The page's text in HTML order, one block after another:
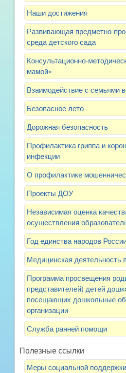
Наши достижения
Развивающая предметно-
среда детского сада
Консультационно-
мамой»
Взаимодействие с семьями
Безопасное лето
Дорожная безопасность
Профилактика гриппа и
инфекции
О профилактике
Проекты ДОУ
Независимая оценка
осуществления
Год единства народов
Медицинская деятельность
Программа просвещения
представителей) детей
посещающих дошкольные
организации
Служба ранней помощи
Полезные ссылки
Меры социальной поддержки